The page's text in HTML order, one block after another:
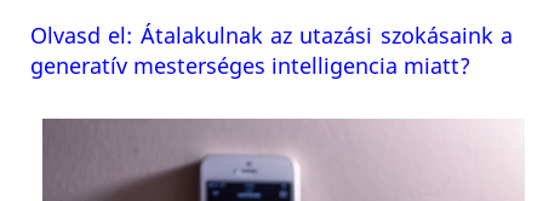
Olvasd el: Átalakulnak az utazási szokásaink a
generatív mesterséges intelligencia miatt?